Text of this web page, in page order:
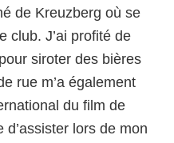
de Kreuzberg où se
club. J’ai profité de
siroter des bières
rue m’a également
du film de
d’assister lors de mon